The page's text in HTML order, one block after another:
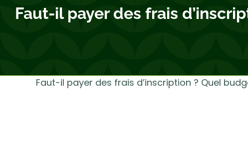
Faut-il payer des frais
Faut-il payer des frais d’inscription ? Quel